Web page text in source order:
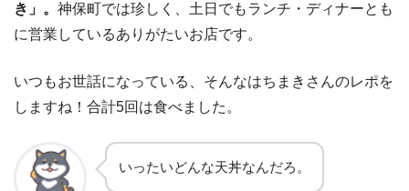
き」。 神保町では珍しく、土日でもランチ・ディナーとも
に営業しているありがたいお店です。
いつもお世話になっている、そんなはちまきさんのレポを
しますね！合計5回は食べました。
いったいどんな天丼なんだろ。